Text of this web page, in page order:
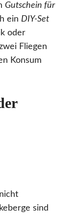
Gutschein für
ein DIY-Set
oder
Fliegen
Konsum
sind